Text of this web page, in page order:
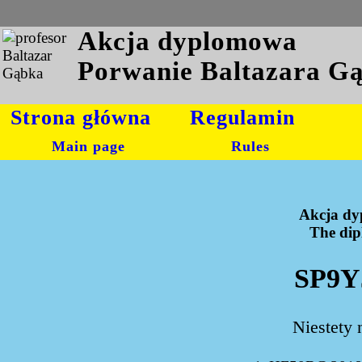
Akcja dyplomowa
Porwanie Baltazara
Strona główna
Main page
Regulamin
Rules
Akcja
The
Niestety